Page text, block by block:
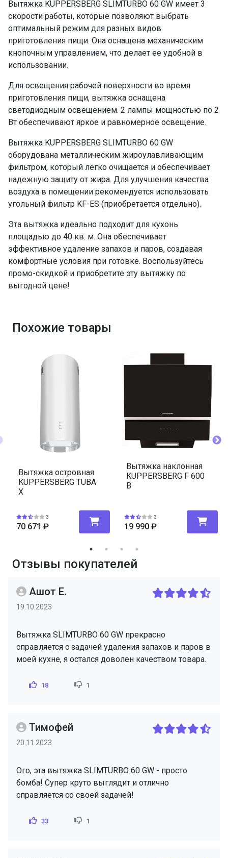
Вытяжка KUPPERSBERG SLIMTURBO 60 GW имеет 3
скорости работы, которые позволяют выбрать
оптимальный режим для разных видов
приготовления пищи. Она оснащена механическим
кнопочным управлением, что делает ее удобной в
использовании.
Для освещения рабочей поверхности во время
приготовления пищи, вытяжка оснащена
светодиодным освещением. 2 лампы мощностью по 2
Вт обеспечивают яркое и равномерное освещение.
Вытяжка KUPPERSBERG SLIMTURBO 60 GW
оборудована металлическим жироулавливающим
фильтром, который легко очищается и обеспечивает
надежную защиту от жира. Для улучшения качества
воздуха в помещении рекомендуется использовать
угольный фильтр KF-ES (приобретается отдельно).
Эта вытяжка идеально подходит для кухонь
площадью до 40 кв. м. Она обеспечивает
эффективное удаление запахов и паров, создавая
комфортные условия при готовке. Воспользуйтесь
промо-скидкой и приобретите эту вытяжку по
выгодной цене!
Похожие товары
Вытяжка островная
KUPPERSBERG TUBA
X
3
70 671 ₽
Вытяжка наклонная
KUPPERSBERG F 600
B
3
19 990 ₽
Отзывы покупателей
Ашот Е.
19.10.2023
Вытяжка SLIMTURBO 60 GW прекрасно
справляется с задачей удаления запахов и паров в
моей кухне, я остался доволен качеством товара.
18 1
Тимофей
20.11.2023
Ого, эта вытяжка SLIMTURBO 60 GW - просто
бомба! Супер круто выглядит и отлично
справляется со своей задачей!
33 1